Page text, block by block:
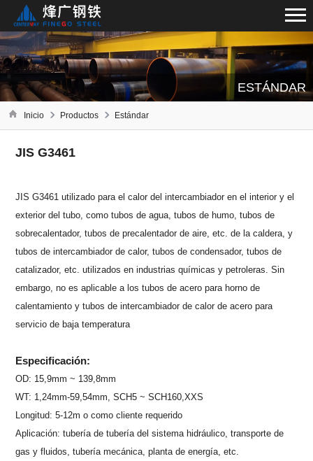
ESTÁNDAR
Inicio Productos Estándar
JIS G3461
JIS G3461 utilizado para el calor del intercambiador en el interior y el
exterior del tubo, como tubos de agua, tubos de humo, tubos de
sobrecalentador, tubos de precalentador de aire, etc. de la caldera, y
tubos de intercambiador de calor, tubos de condensador, tubos de
catalizador, etc. utilizados en industrias químicas y petroleras. Sin
embargo, no es aplicable a los tubos de acero para horno de
calentamiento y tubos de intercambiador de calor de acero para
servicio de baja temperatura
Especificación:
OD: 15,9mm ~ 139,8mm
WT: 1,24mm-59,54mm, SCH5 ~ SCH160,XXS
Longitud: 5-12m o como cliente requerido
Aplicación: tubería de tubería del sistema hidráulico, transporte de
gas y fluidos, tubería mecánica, planta de energía, etc.